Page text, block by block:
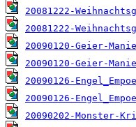
20081222-
20081222-
20090120-Geier-
20090120-Geier-
20090126-
20090126-
20090202-Monster-